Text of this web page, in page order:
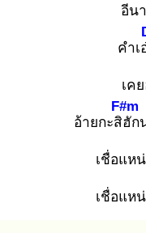
อีน
คำเ
เค
อ้ายกะสิฮั
F#m
ก
เชื่อแห
เชื่อแห